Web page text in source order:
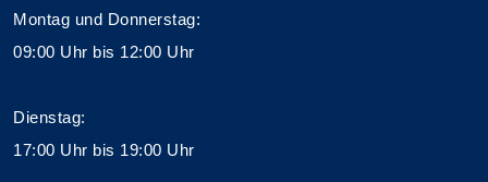
Montag und Donnerstag:
09:00 Uhr bis 12:00 Uhr
Dienstag:
17:00 Uhr bis 19:00 Uhr